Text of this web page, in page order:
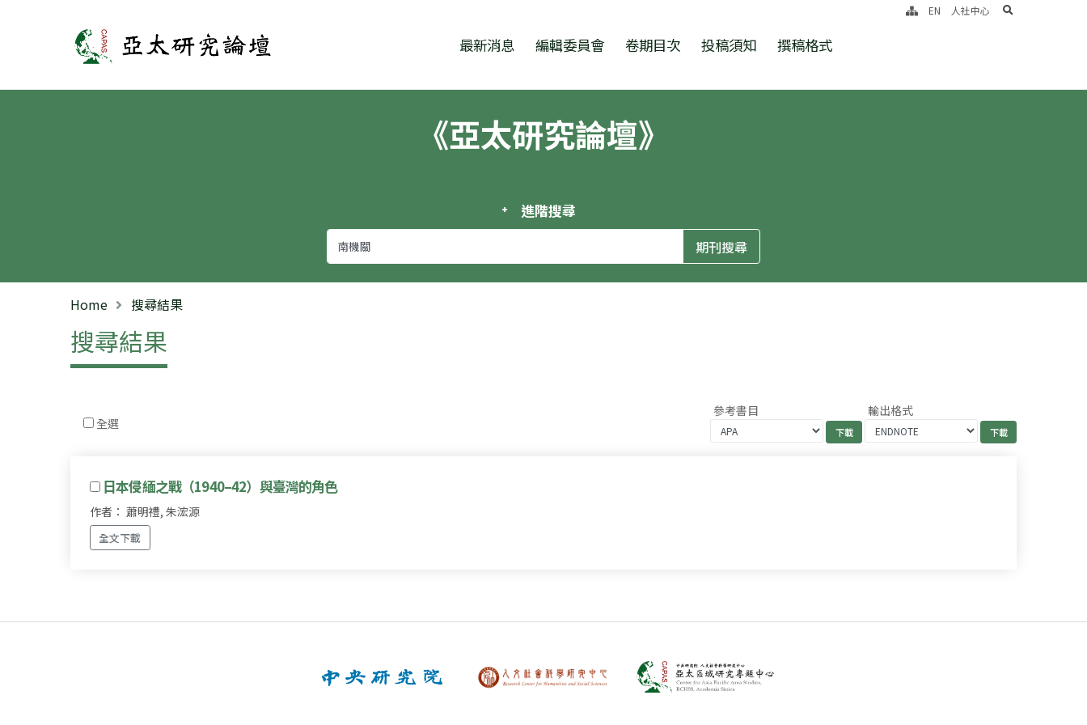
亞太研究論壇 最新消息 編輯委員會 卷期目次 投稿須知 撰稿格式
EN 人社中心 search
《亞太研究論壇》
進階搜尋
Home 搜尋結果
搜尋結果
全選
參考書目 輸出格式
日本侵緬之戰（1940–42）與臺灣的角色
作者： 蕭明禮, 朱浤源
全文下載